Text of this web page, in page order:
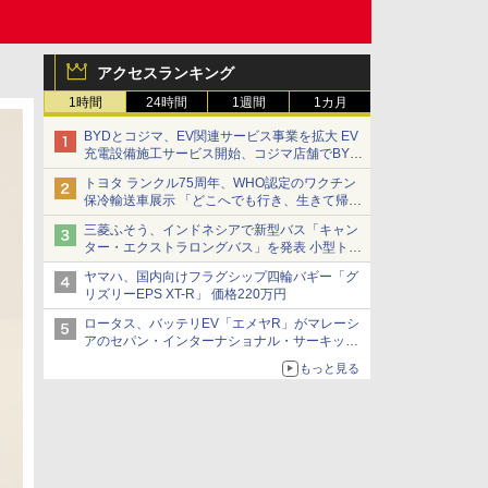
アクセスランキング
1時間 24時間 1週間 1カ月
BYDとコジマ、EV関連サービス事業を拡大 EV
充電設備施工サービス開始、コジマ店舗でBYD
車の展示・試乗イベントを強化
トヨタ ランクル75周年、WHO認定のワクチン
保冷輸送車展示 「どこへでも行き、生きて帰っ
てこられる」ランドクルーザーで命をつなぐ
三菱ふそう、インドネシアで新型バス「キャン
ター・エクストラロングバス」を発表 小型トラ
ックベースの観光・旅客輸送向けバス
ヤマハ、国内向けフラグシップ四輪バギー「グ
リズリーEPS XT-R」 価格220万円
ロータス、バッテリEV「エメヤR」がマレーシ
アのセパン・インターナショナル・サーキット
もっと見る